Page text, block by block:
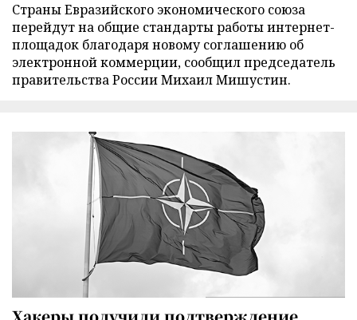
Страны Евразийского экономического союза
перейдут на общие стандарты работы интернет-
площадок благодаря новому соглашению об
электронной коммерции, сообщил председатель
правительства России Михаил Мишустин.
Хакеры получили подтверждение